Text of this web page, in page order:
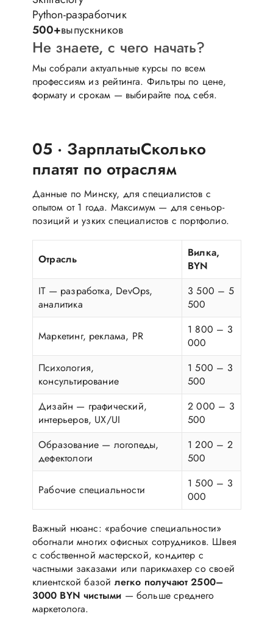
Python-разработчик
500+выпускников
Не знаете, с чего начать?
Мы собрали актуальные курсы по всем
профессиям из рейтинга. Фильтры по цене,
формату и срокам — выбирайте под себя.
05 · ЗарплатыСколько
платят по отраслям
Данные по Минску, для специалистов с
опытом от 1 года. Максимум — для сеньор-
позиций и узких специалистов с портфолио.
Отрасль
Вилка,
BYN
IT — разработка, DevOps,
аналитика
3 500 – 5
500
Маркетинг, реклама, PR
1 800 – 3
000
Психология,
консультирование
1 500 – 3
500
Дизайн — графический,
интерьеров, UX/UI
2 000 – 3
500
Образование — логопеды,
дефектологи
1 200 – 2
500
Рабочие специальности
1 500 – 3
000
Важный нюанс: «рабочие специальности»
обогнали многих офисных сотрудников. Швея
с собственной мастерской, кондитер с
частными заказами или парикмахер со своей
клиентской базой легко получают 2500–
3000 BYN чистыми — больше среднего
маркетолога.